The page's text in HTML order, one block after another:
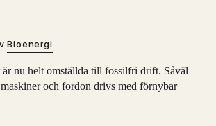
Bioenergi
är nu helt omställda till fossilfri drift. Såväl
och fordon drivs med förnybar